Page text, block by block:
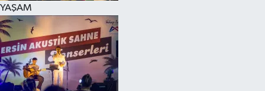
YAŞAM
SPOR
KÜLTÜR SANAT
FRAGMANLAR